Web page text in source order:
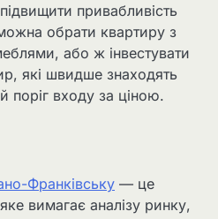
привабливість
обрати квартиру з
або ж інвестувати
які швидше знаходять
поріг входу за ціною.
Франківську — це
вимагає аналізу ринку,